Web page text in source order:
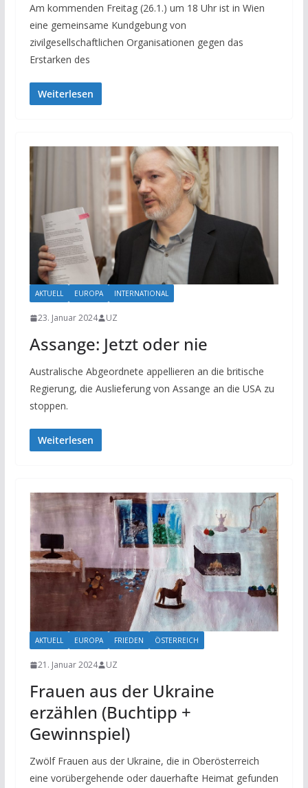
Am kommenden Freitag (26.1.) um 18 Uhr ist in Wien
eine gemeinsame Kundgebung von
zivilgesellschaftlichen Organisationen gegen das
Erstarken des
Weiterlesen
AKTUELL EUROPA INTERNATIONAL
23. Januar 2024 UZ
Assange: Jetzt oder nie
Australische Abgeordnete appellieren an die britische
Regierung, die Auslieferung von Assange an die USA zu
stoppen.
Weiterlesen
AKTUELL EUROPA FRIEDEN ÖSTERREICH
21. Januar 2024 UZ
Frauen aus der Ukraine
erzählen (Buchtipp +
Gewinnspiel)
Zwölf Frauen aus der Ukraine, die in Oberösterreich
eine vorübergehende oder dauerhafte Heimat gefunden